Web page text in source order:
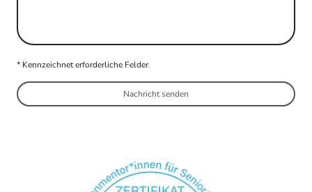
* Kennzeichnet erforderliche Felder
Nachricht senden